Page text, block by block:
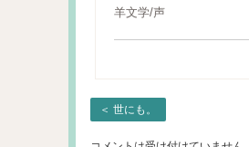
羊文学/声
＜ 世にも。